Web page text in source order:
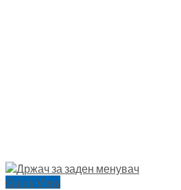
Quick View